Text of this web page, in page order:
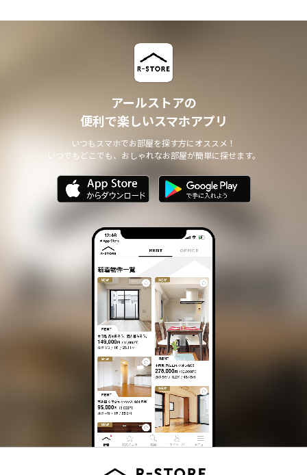
アールストアの
便利で楽しいスマホアプリ
いつもスマホでお部屋を探す方にオススメ！
いつでもどこでも、おしゃれなお部屋が簡単に探せます。